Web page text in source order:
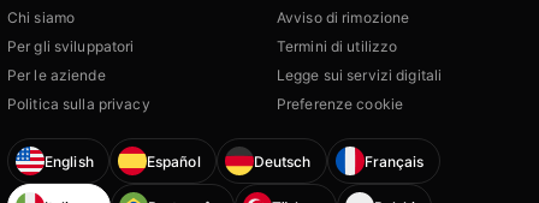
Chi siamo
Per gli sviluppatori
Per le aziende
Politica sulla privacy
Avviso di rimozione
Termini di utilizzo
Legge sui servizi digitali
Preferenze cookie
English Español Deutsch Français